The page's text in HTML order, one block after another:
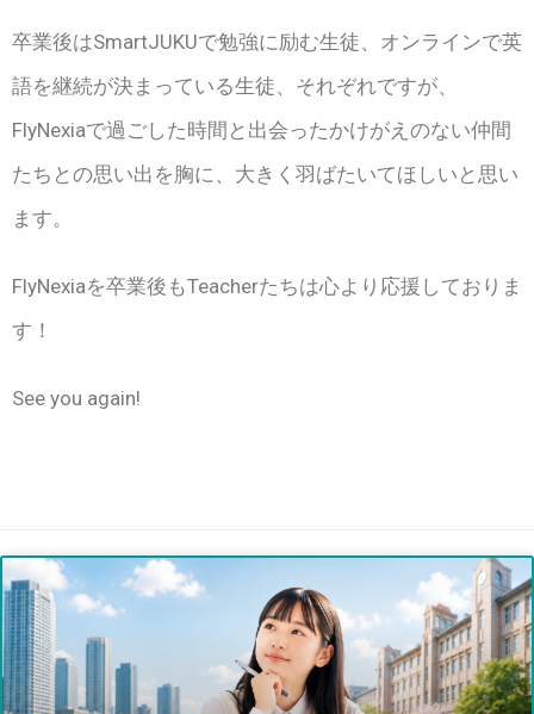
卒業後はSmartJUKUで勉強に励む生徒、オンラインで英
語を継続が決まっている生徒、それぞれですが、
FlyNexiaで過ごした時間と出会ったかけがえのない仲間
たちとの思い出を胸に、大きく羽ばたいてほしいと思い
ます。
FlyNexiaを卒業後もTeacherたちは心より応援しておりま
す！
See you again!